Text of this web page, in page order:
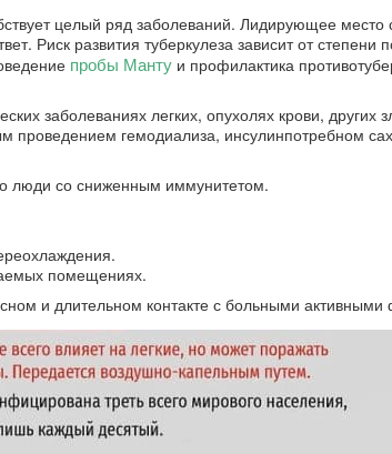
целый ряд заболеваний. Лидирующее место
Риск развития туберкулеза зависит от степени
пробы Мантуи профилактика
заболеваниях легких, опухолях крови, других
проведением гемодиализа, инсулинпотребном
люди со сниженным иммунитетом.
помещениях.
и длительном контакте с больными